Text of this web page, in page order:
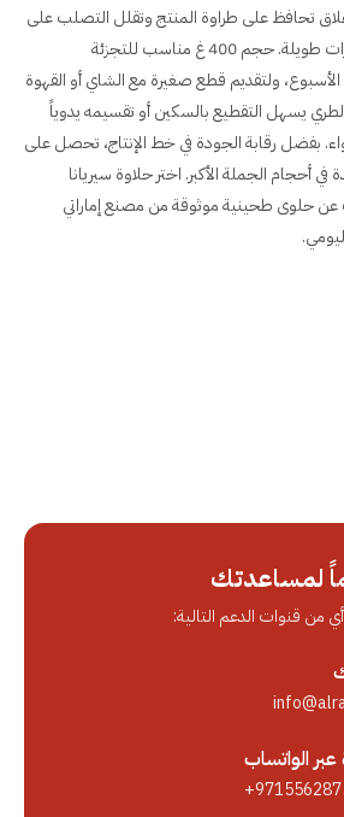
تحافظ على طراوة المنتج وتقلل التصلب على
الحواف بعد فتح العبوة لفترات طويلة. حجم 400 غ مناسب للتجزئة
الأسبوع، ولتقديم قطع صغيرة مع الشاي أو القهوة
الطري يسهل التقطيع بالسكين أو تقسيمه يدوياً
بفضل رقابة الجودة في خط الإنتاج، تحصل على
في أحجام الجملة الأكبر. اختر حلاوة سيريانا
تبحث عن حلوى طحينية موثوقة من مصنع إماراتي
لمساعدتك
من قنوات الدعم التالية:
الواتساب